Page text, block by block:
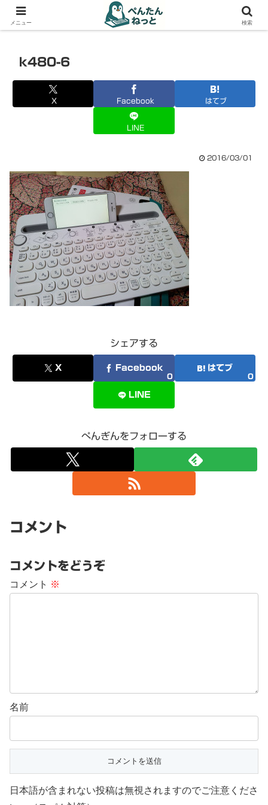
PCやガジェットの備忘録
k480-6
X Facebook はてブ
LINE
2016/03/01
シェアする
X Facebook
0
はてブ
0
LINE
ぺんぎんをフォローする
コメント
コメントをどうぞ
コメント ※
名前
日本語が含まれない投稿は無視されますのでご注意くださ
メニュー 検索